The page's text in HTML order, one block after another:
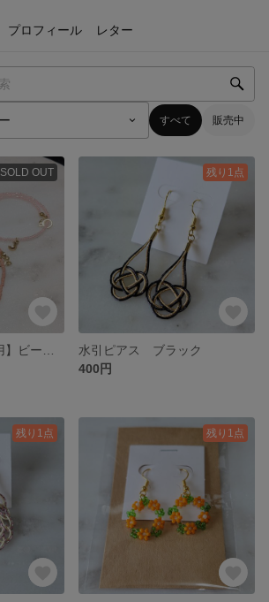
プロフィール レター
すべて 販売中
SOLD OUT 残り1点
水引ピアス ブラック
400円
残り1点 残り1点